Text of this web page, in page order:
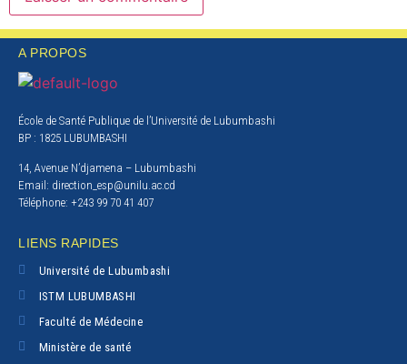
A PROPOS
École de Santé Publique de l’Université de Lubumbashi
BP : 1825 LUBUMBASHI
14, Avenue N’djamena – Lubumbashi
Email: direction_esp@unilu.ac.cd
Téléphone: +243 99 70 41 407
LIENS RAPIDES
Université de Lubumbashi
ISTM LUBUMBASHI
Faculté de Médecine
Ministère de santé